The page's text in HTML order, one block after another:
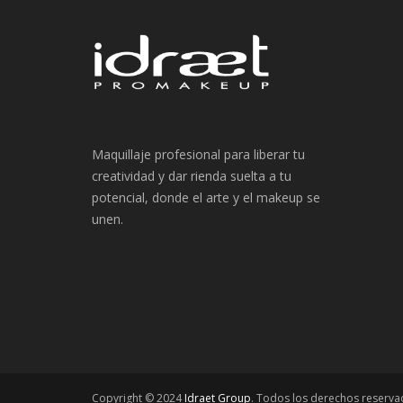
Maquillaje profesional para liberar tu
creatividad y dar rienda suelta a tu
potencial, donde el arte y el makeup se
unen.
Copyright © 2024Idraet Group. Todos los derechos